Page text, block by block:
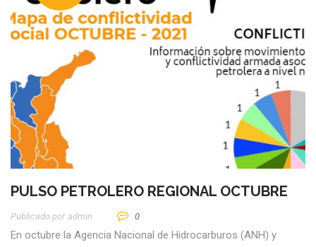
PULSO PETROLERO REGIONAL OCTUBRE
Publicado por Admin 0
En octubre la Agencia Nacional de Hidrocarburos (ANH) y